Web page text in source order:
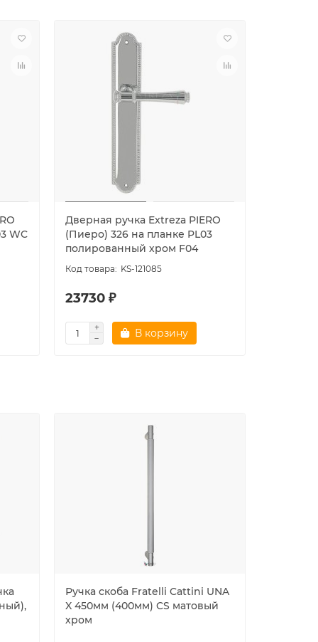
WC
Дверная ручка Extreza PIERO
(Пиеро) 326 на планке PL03
полированный хром F04
KS-121085
23730 ₽
В корзину
Ручка скоба Fratelli Cattini UNA
X 450мм (400мм) CS матовый
хром